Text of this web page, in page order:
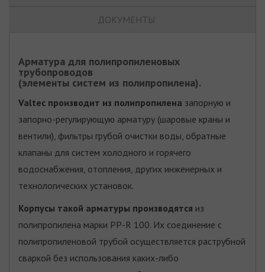
ДОКУМЕНТЫ
Арматура для полипропиленовых
трубопроводов
(элементы систем из полипропилена).
Valtec производит из полипропилена запорную и
запорно-регулирующую арматуру (шаровые краны и
вентили), фильтры грубой очистки воды, обратные
клапаны для систем холодного и горячего
водоснабжения, отопления, других инженерных и
технологических установок.
Корпусы такой арматуры производятся из
полипропилена марки PP-R 100. Их соединение с
полипропиленовой трубой осуществляется раструбной
сваркой без использования каких-либо